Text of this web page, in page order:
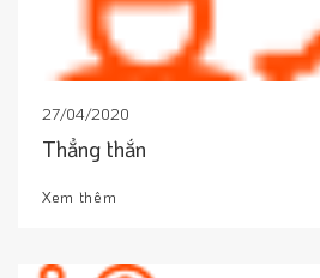
27/04/2020
Thẳng thắn
Xem thêm